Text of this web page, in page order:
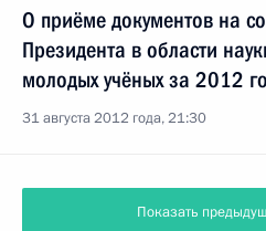
О приёме документов на
Президента в области
молодых учёных за 2012
31 августа 2012 года, 21:30
Показать